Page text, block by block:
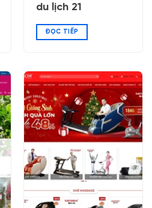
du lịch 21
ĐỌC TIẾP